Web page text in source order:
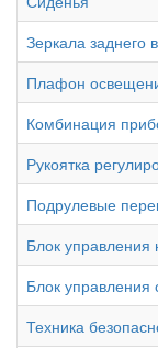
Зеркала заднего
Плафон
Комбинация
Рукоятка
Подрулевые
Блок управления
Блок управления
Техника